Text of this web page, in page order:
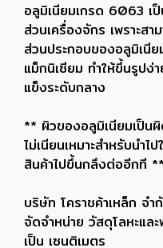
อลูมิเนียมเกรด 6063 เ
ส่วนเครื่องจักร เพราะสา
ส่วนประกอบของอลูมิเนี
แม็กนิเซียม ทำให้ขึ้นรูปง่
แข็งระดับกลาง
** ผิวของอลูมิเนียมเป็น
ไม่เนียนเหมาะสำหรับนำไ
สินค้าไปขึ้นกลึงต่ออีกที
บริษัท โคราชค้าเหล็ก จำ
จัดจำหน่าย วัสดุโลหะแล
เป็น เซนติเมตร